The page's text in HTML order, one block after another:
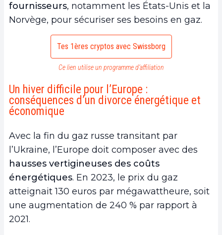
fournisseurs, notamment les États-Unis et la
Norvège, pour sécuriser ses besoins en gaz.
Tes 1ères cryptos avec Swissborg
Ce lien utilise un programme d’affiliation
Un hiver difficile pour l’Europe :
conséquences d’un divorce énergétique et
économique
Avec la fin du gaz russe transitant par
l’Ukraine, l’Europe doit composer avec des
hausses vertigineuses des coûts
énergétiques. En 2023, le prix du gaz
atteignait 130 euros par mégawattheure, soit
une augmentation de 240 % par rapport à
2021.